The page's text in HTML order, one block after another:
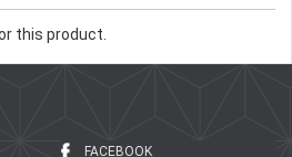
this product.
FACEBOOK